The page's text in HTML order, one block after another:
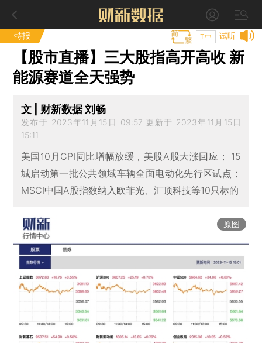
特报 试听
T中
【股市直播】三大股指高开高收 新
能源赛道全天强势
文 | 财新数据 刘畅
发布于 2023年11月15日 09:57 更新于 2023年11月15日
15:11
美国10月CPI同比增幅放缓，美股A股大涨回应； 15
城启动第一批公共领域车辆全面电动化先行区试点；
MSCI中国A股指数纳入欧菲光、汇顶科技等10只标的
原图